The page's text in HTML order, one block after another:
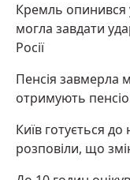
Кремль опинився
могла завдати
Росії
Пенсія завмерла
отримують
Київ готується
розповіли, що